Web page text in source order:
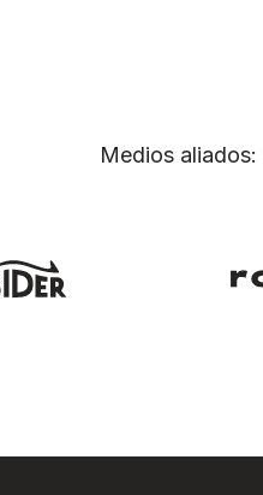
Medios aliados: